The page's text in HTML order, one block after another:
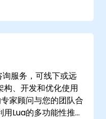
指导您完成整个开
项目具有可扩展
致。作为您的本地咨
功部署和优化定制
服务，可线下或远
构、开发和优化使用
家顾问与您的团队合
Lua的多功能性推动